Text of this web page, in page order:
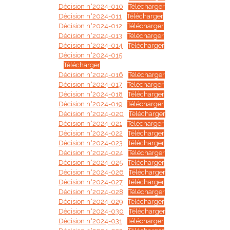
Décision n°2024-010
Télécharger
Décision n°2024-011
Télécharger
Décision n°2024-012
Télécharger
Décision n°2024-013
Télécharger
Décision n°2024-014
Télécharger
Décision n°2024-015
Télécharger
Décision n°2024-016
Télécharger
Décision n°2024-017
Télécharger
Décision n°2024-018
Télécharger
Décision n°2024-019
Télécharger
Décision n°2024-020
Télécharger
Décision n°2024-021
Télécharger
Décision n°2024-022
Télécharger
Décision n°2024-023
Télécharger
Décision n°2024-024
Télécharger
Décision n°2024-025
Télécharger
Décision n°2024-026
Télécharger
Décision n°2024-027
Télécharger
Décision n°2024-028
Télécharger
Décision n°2024-029
Télécharger
Décision n°2024-030
Télécharger
Décision n°2024-031
Télécharger